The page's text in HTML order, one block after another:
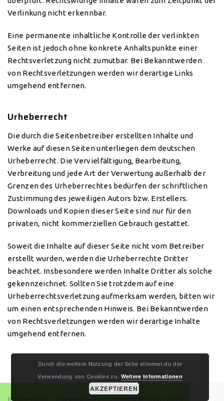
Verlinkung nicht erkennbar.
Eine permanente inhaltliche Kontrolle der verlinkten
Seiten ist jedoch ohne konkrete Anhaltspunkte einer
Rechtsverletzung nicht zumutbar. Bei Bekanntwerden
von Rechtsverletzungen werden wir derartige Links
umgehend entfernen.
Urheberrecht
Die durch die Seitenbetreiber erstellten Inhalte und
Werke auf diesen Seiten unterliegen dem deutschen
Urheberrecht. Die Vervielfältigung, Bearbeitung,
Verbreitung und jede Art der Verwertung außerhalb der
Grenzen des Urheberrechtes bedürfen der schriftlichen
Zustimmung des jeweiligen Autors bzw. Erstellers.
Downloads und Kopien dieser Seite sind nur für den
privaten, nicht kommerziellen Gebrauch gestattet.
Soweit die Inhalte auf dieser Seite nicht vom Betreiber
erstellt wurden, werden die Urheberrechte Dritter
beachtet. Insbesondere werden Inhalte Dritter als solche
gekennzeichnet. Sollten Sie trotzdem auf eine
Urheberrechtsverletzung aufmerksam werden, bitten wir
um einen entsprechenden Hinweis. Bei Bekanntwerden
von Rechtsverletzungen werden wir derartige Inhalte
umgehend entfernen.
Impressum AGB
Durch die weitere Nutzung der Seite stimmst du der
Verwendung von Cookies zu. Weitere Informationen
AKZEPTIEREN